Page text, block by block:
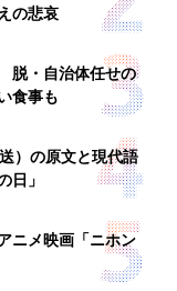
の悲哀
脱・自治体任せの
食事も
）の原文と現代語
日」
ニメ映画「ニホン